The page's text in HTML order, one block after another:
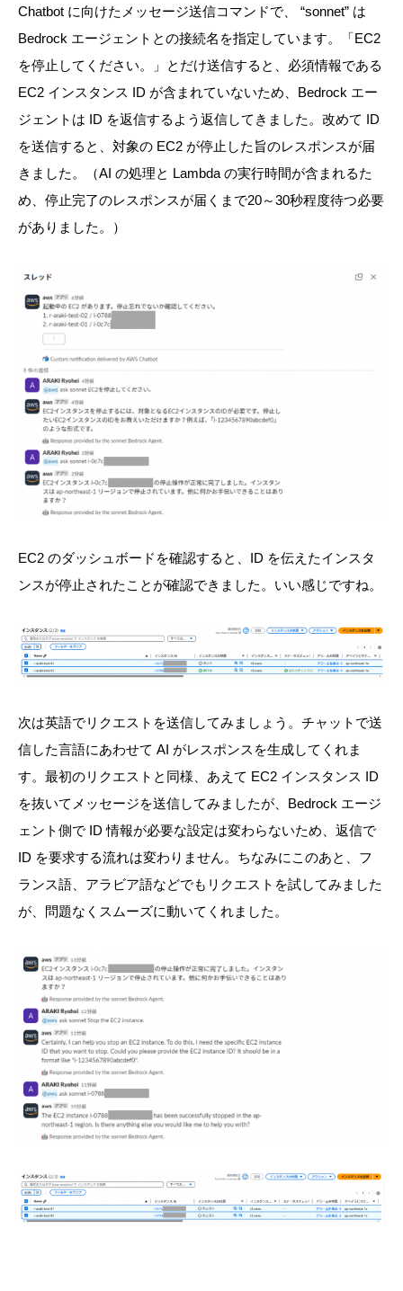
Chatbot に向けたメッセージ送信コマンドで、
“sonnet” は
Bedrock エージェントとの接続名を指定しています。「EC2
を停止してください。」とだけ送信すると、必須情報である
EC2 インスタンス ID が含まれていないため、Bedrock エー
ジェントは ID を返信するよう返信してきました。改めて ID
を送信すると、対象の EC2 が停止した旨のレスポンスが届
きました。（AI の処理と Lambda の実行時間が含まれるた
め、停止完了のレスポンスが届くまで20～30秒程度待つ必要
がありました。）
EC2 のダッシュボードを確認すると、ID を伝えたインスタ
ンスが停止されたことが確認できました。いい感じですね。
次は英語でリクエストを送信してみましょう。チャットで送
信した言語にあわせて AI がレスポンスを生成してくれま
す。最初のリクエストと同様、あえて EC2 インスタンス ID
を抜いてメッセージを送信してみましたが、Bedrock エージ
ェント側で ID 情報が必要な設定は変わらないため、返信で
ID を要求する流れは変わりません。ちなみにこのあと、フ
ランス語、アラビア語などでもリクエストを試してみました
が、問題なくスムーズに動いてくれました。